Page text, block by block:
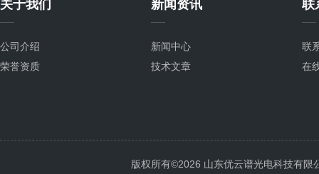
关于我们
公司介绍
荣誉资质
新闻资讯
新闻中心
技术文章
联
联
在
版权所有©2026 山东优云谱光电科技有